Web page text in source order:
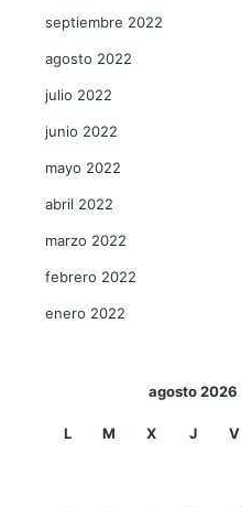
septiembre 2022
agosto 2022
julio 2022
junio 2022
mayo 2022
abril 2022
marzo 2022
febrero 2022
enero 2022
agosto 2026
L M X J V